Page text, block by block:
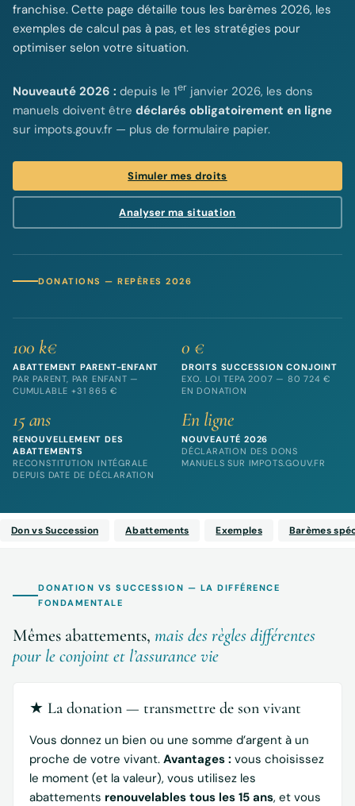
franchise. Cette page détaille tous les barèmes 2026, les
exemples de calcul pas à pas, et les stratégies pour
optimiser selon votre situation.
Nouveauté 2026 : depuis le 1er janvier 2026, les dons
manuels doivent être déclarés obligatoirement en ligne
sur impots.gouv.fr — plus de formulaire papier.
Simuler mes droits
Analyser ma situation
DONATIONS — REPÈRES 2026
100 k€
ABATTEMENT PARENT-ENFANT
PAR PARENT, PAR ENFANT —
CUMULABLE +31 865 €
0 €
DROITS SUCCESSION CONJOINT
EXO. LOI TEPA 2007 — 80 724 €
EN DONATION
15 ans
RENOUVELLEMENT DES
ABATTEMENTS
RECONSTITUTION INTÉGRALE
DEPUIS DATE DE DÉCLARATION
En ligne
NOUVEAUTÉ 2026
DÉCLARATION DES DONS
MANUELS SUR IMPOTS.GOUV.FR
Don vs Succession Abattements Exemples Barèmes
DONATION VS SUCCESSION — LA DIFFÉRENCE
FONDAMENTALE
Mêmes abattements, mais des règles différentes
pour le conjoint et l’assurance vie
★ La donation — transmettre de son vivant
Vous donnez un bien ou une somme d’argent à un
proche de votre vivant. Avantages : vous choisissez
le moment (et la valeur), vous utilisez les
abattements renouvelables tous les 15 ans, et vous